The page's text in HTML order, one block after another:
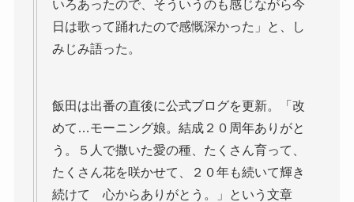
いろあったので、そういうのも感じながら今
日は歌って踊れたので感慨深かった」と、し
みじみ語った。
飯田は出番の直後に公式ブログを更新。「改
めて…モーニング娘。結成２０周年ありがと
う。５人で撒いた愛の種、たくさん育って、
たくさん花を咲かせて、２０年も続いて輝き
続けて 心からありがとう。」という文章